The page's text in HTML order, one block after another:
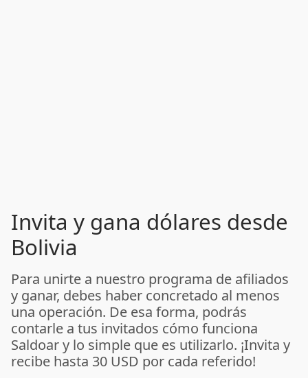
Invita y gana dólares desde
Bolivia
Para unirte a nuestro programa de afiliados
y ganar, debes haber concretado al menos
una operación. De esa forma, podrás
contarle a tus invitados cómo funciona
Saldoar y lo simple que es utilizarlo. ¡Invita y
recibe hasta 30 USD por cada referido!